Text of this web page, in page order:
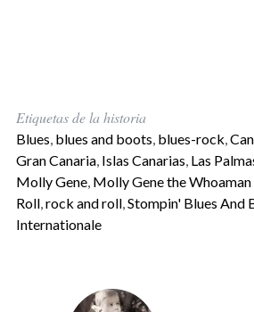
Etiquetas de la historia
Blues, blues and boots, blues-rock,
Gran Canaria, Islas Canarias, Las
Molly Gene, Molly Gene the Whoaman
Roll,rock and roll,Stompin' Blues And
Internationale